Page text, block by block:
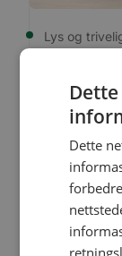
Lys og
Dette